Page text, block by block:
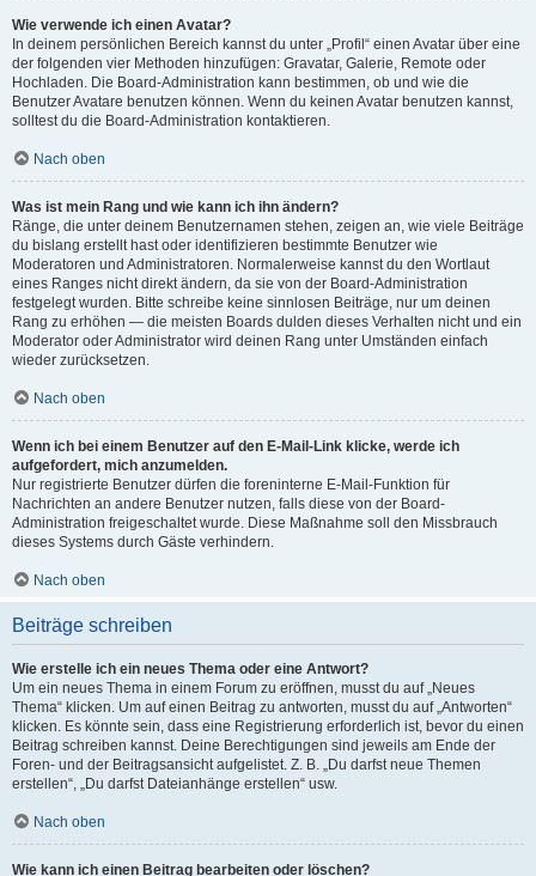
Wie verwende ich einen Avatar?
In deinem persönlichen Bereich kannst du unter „Profil“ einen Avatar über eine
der folgenden vier Methoden hinzufügen: Gravatar, Galerie, Remote oder
Hochladen. Die Board-Administration kann bestimmen, ob und wie die
Benutzer Avatare benutzen können. Wenn du keinen Avatar benutzen kannst,
solltest du die Board-Administration kontaktieren.
Nach oben
Was ist mein Rang und wie kann ich ihn ändern?
Ränge, die unter deinem Benutzernamen stehen, zeigen an, wie viele Beiträge
du bislang erstellt hast oder identifizieren bestimmte Benutzer wie
Moderatoren und Administratoren. Normalerweise kannst du den Wortlaut
eines Ranges nicht direkt ändern, da sie von der Board-Administration
festgelegt wurden. Bitte schreibe keine sinnlosen Beiträge, nur um deinen
Rang zu erhöhen — die meisten Boards dulden dieses Verhalten nicht und ein
Moderator oder Administrator wird deinen Rang unter Umständen einfach
wieder zurücksetzen.
Nach oben
Wenn ich bei einem Benutzer auf den E-Mail-Link klicke, werde ich
aufgefordert, mich anzumelden.
Nur registrierte Benutzer dürfen die foreninterne E-Mail-Funktion für
Nachrichten an andere Benutzer nutzen, falls diese von der Board-
Administration freigeschaltet wurde. Diese Maßnahme soll den Missbrauch
dieses Systems durch Gäste verhindern.
Nach oben
Beiträge schreiben
Wie erstelle ich ein neues Thema oder eine Antwort?
Um ein neues Thema in einem Forum zu eröffnen, musst du auf „Neues
Thema“ klicken. Um auf einen Beitrag zu antworten, musst du auf „Antworten“
klicken. Es könnte sein, dass eine Registrierung erforderlich ist, bevor du einen
Beitrag schreiben kannst. Deine Berechtigungen sind jeweils am Ende der
Foren- und der Beitragsansicht aufgelistet. Z. B. „Du darfst neue Themen
erstellen“, „Du darfst Dateianhänge erstellen“ usw.
Nach oben
Wie kann ich einen Beitrag bearbeiten oder löschen?